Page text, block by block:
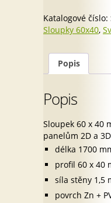
množství
Katalogové číslo:
Sloupky 60x40,
Popis
Popis
Sloupek 60 x 40
panelům 2D a
délka 1700
profil 60 x 40
síla stěny 1,5
povrch Zn +